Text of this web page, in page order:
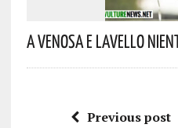
A Venosa E Lavello
Previous post